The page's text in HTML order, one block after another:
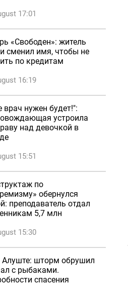
17:01
«Свободен»: житель
сменил имя, чтобы не
по кредитам
16:19
врач нужен будет!":
устроила
над девочкой в
15:51
по
обернулся
преподаватель отдал
5,7 млн
15:30
шторм обрушил
с рыбаками.
спасения